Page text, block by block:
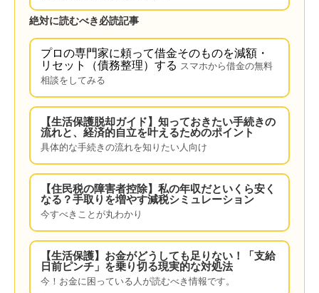
絶対に読むべき必読記事
プロの専門家に頼って借金そのものを減額・
リセット（債務整理）する スマホから借金の無料
相談をしてみる
【生活保護脱却ガイド】知っておきたい手続きの
流れと、経済的自立を叶えるためのポイント
具体的な手続きの流れを知りたい人向け
【住民税の障害者控除】私の年収だといくら安く
なる？手取りを増やす減税シミュレーション
今すべきことが丸わかり
【生活保護】お金がどうしても足りない！「支給
日前ピンチ」を乗り切る現実的な対処法
今！お金に困っている人が読むべき情報です。